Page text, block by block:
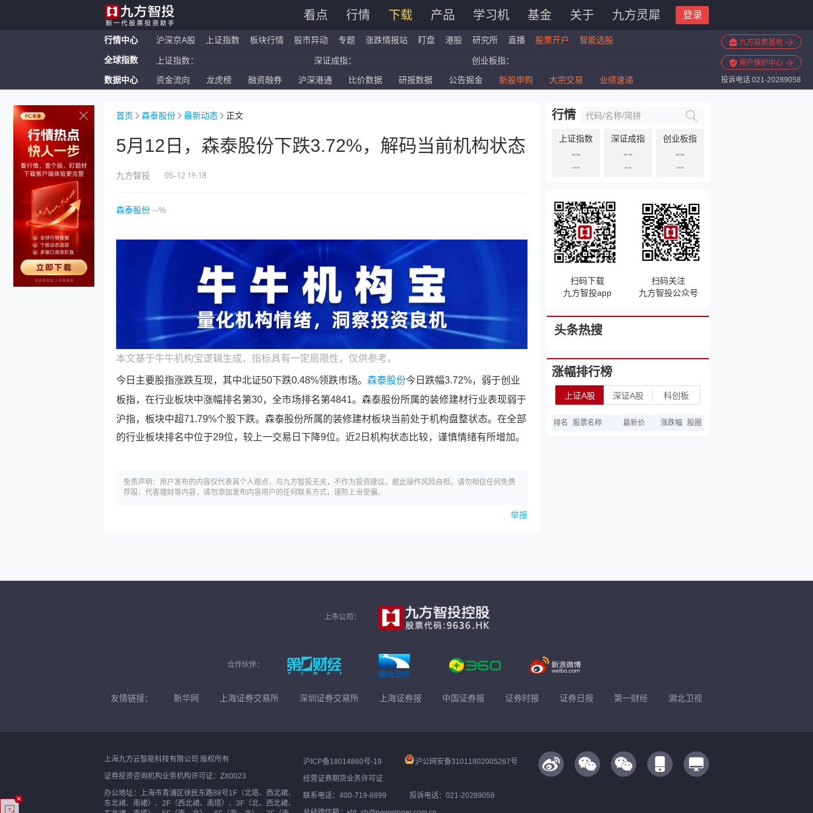
看点 行情 下载 产品 学习机 基金 关于 九方灵犀 登录
行情中心 沪深京A股 上证指数 板块行情 股市异动 专题 涨跌情报站 盯盘 港股 研究所 直播 股票开户 智能选股 九方投教基地
用户保护中心
投诉电话 021-20289058
全球指数 上证指数： 深证成指： 创业板指：
恒生指数： 国企指数： 红筹指数：
数据中心 资金流向 龙虎榜 融资融券 沪深港通 比价数据 研报数据 公告掘金 新股申购 大宗交易 业绩速递
首页 森泰股份 最新动态 正文
5月12日，森泰股份下跌3.72%，解码当前机构状态
九方智投 05-12 19:18
森泰股份 --%
本文基于牛牛机构宝逻辑生成，指标具有一定局限性，仅供参考。
今日主要股指涨跌互现，其中北证50下跌0.48%领跌市场。 森泰股份今日跌幅3.72%，弱于创业
板指，在行业板块中涨幅排名第30，全市场排名第4841。 森泰股份所属的装修建材行业表现弱于
沪指，板块中超71.79%个股下跌。 森泰股份所属的装修建材板块当前处于机构盘整状态。在全部
的行业板块排名中位于29位，较上一交易日下降9位。近2日机构状态比较，谨慎情绪有所增加。
免责声明：用户发布的内容仅代表其个人观点，与九方智投无关，不作为投资建议，据此操作风险自担。请勿相信任何免费
荐股、代客理财等内容，请勿添加发布内容用户的任何联系方式，谨防上当受骗。
举报
行情
上证指数
--
--
深证成指
--
--
创业板指
--
--
扫码下载
九方智投app
扫码关注
九方智投公众号
头条热搜
涨幅排行榜
上证A股 深证A股 科创板
排名 股票名称 最新价 涨跌幅 股圈
上市公司：
合作伙伴：
友情链接： 新华网 上海证券交易所 深圳证券交易所 上海证券报 中国证券报 证券时报 证券日报 第一财经 湖北卫视
上海九方云智能科技有限公司 版权所有
证券投资咨询机构业务机构许可证：ZX0023
办公地址：上海市青浦区徐民东路88号1F（北塔、西北裙、
东北裙、南裙）、2F（西北裙、南塔）、3F（北、西北裙、
沪ICP备18014860号-19
沪公网安备31011802005267号
经营证券期货业务许可证
联系电话：400-719-8899
投诉电话：021-20289058
×